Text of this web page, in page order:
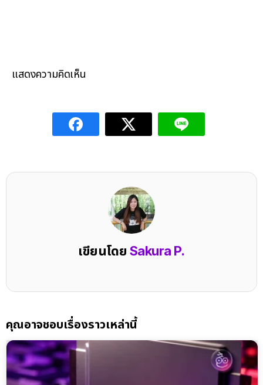
แสดงความคิดเห็น
เขียนโดย Sakura P.
คุณอาจชอบเรื่องราวเหล่านี้